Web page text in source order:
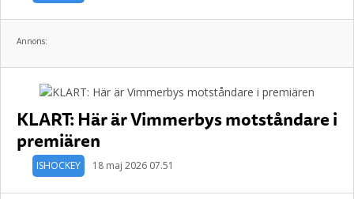
Annons:
KLART: Här är Vimmerbys motståndare i
premiären
ISHOCKEY 18 maj 2026 07.51